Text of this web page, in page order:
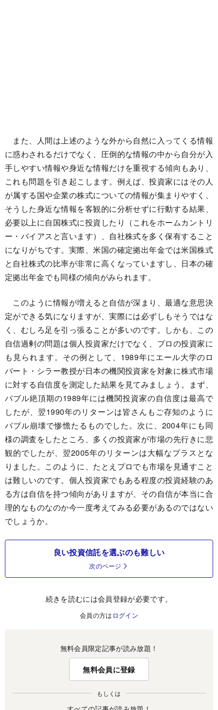
また、人間は上述のような外から自然に入ってくる情報
に惑わされるだけでなく、圧倒的な情報の中から自分が入
手しやすい情報や身近な情報だけを重視する傾向もあり、
これも問題を引き起こします。例えば、投資家にはその人
が属する国や企業の株式についての情報が集まりやすく、
そうした身近な情報を客観的に分析せずに行動する結果、
必要以上に自国株式に投資したり（これをホームカントリ
ー・バイアスと言います）、自社株式を多く保有すること
になりがちです。実際、米国の確定拠出年金では米国株式
と自社株式の比率が非常に高くなっていますし、日本の確
定拠出年金でも同様の傾向がみられます。
このように情報が増えると自信が深まり、最適な意思決
定ができる気になりますが、実際には必ずしもそうではな
く、むしろ足を引っ張ることが多いのです。しかも、この
自信過剰の問題は個人投資家だけでなく、プロの投資家に
も見られます。その例として、1989年にエール大学のロ
バート・シラー教授が日本の機関投資家を対象に株式市場
に対する自信度を測定した結果を見てみましょう。まず、
バブル絶頂期の1989年には機関投資家の自信度は最高で
したが、翌1990年のリターンは皆さんもご存知のように
バブル崩壊で惨憺たるものでした。次に、2004年にも同
様の調査をしたところ、多くの投資家が市場の先行きに悲
観的でしたが、翌2005年のリターンは大幅なプラスとな
りました。このように、たとえプロでも市場を見通すこと
は難しいのです。個人投資家でもある程度の投資経験のあ
る方は自信を持つ傾向がありますが、その自信が本当に合
理的なものなのか今一度考えてみる必要があるのではない
でしょうか。
良い投資信託を選ぶのも難しい
次のページ
続きを読むには会員登録が必要です。
会員の方は ログイン
無料会員限定記事が読み放題！
無料会員に登録
もしくは